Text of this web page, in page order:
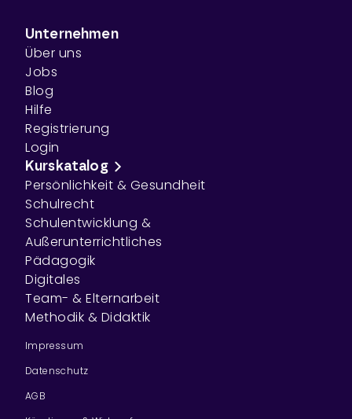
Unternehmen
Über uns
Jobs
Blog
Hilfe
Registrierung
Login
Kurskatalog
Persönlichkeit & Gesundheit
Schulrecht
Schulentwicklung &
Außerunterrichtliches
Pädagogik
Digitales
Team- & Elternarbeit
Methodik & Didaktik
Impressum
Datenschutz
AGB